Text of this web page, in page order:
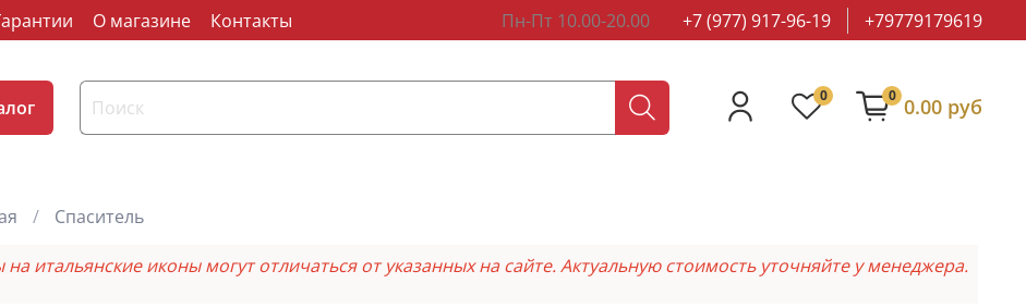
О магазине Контакты Пн-Пт 10.00-20.00 +7 (977) 917-96-19 +79779179619
0 0 0.00 руб
Спаситель
итальянские иконы могут отличаться от указанных на сайте. Актуальную стоимость уточняйте у менеджера.